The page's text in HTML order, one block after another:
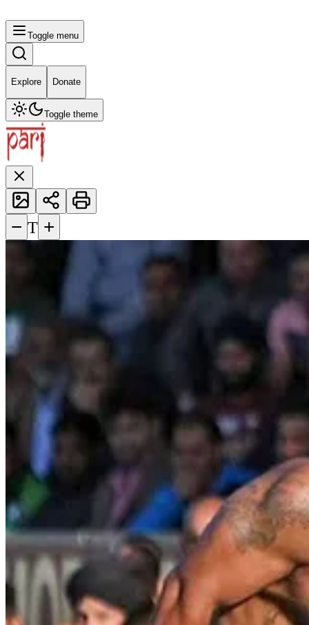
Toggle menu
Explore Donate
Toggle theme
− T +